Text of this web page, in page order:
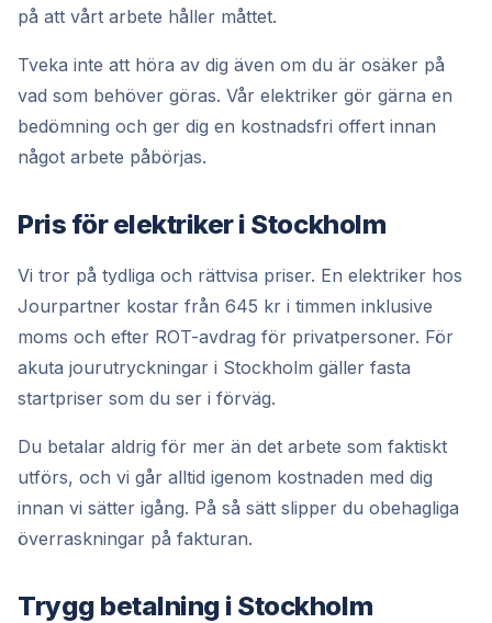
på att vårt arbete håller måttet.
Tveka inte att höra av dig även om du är osäker på
vad som behöver göras. Vår elektriker gör gärna en
bedömning och ger dig en kostnadsfri offert innan
något arbete påbörjas.
Pris för elektriker i Stockholm
Vi tror på tydliga och rättvisa priser. En elektriker hos
Jourpartner kostar från 645 kr i timmen inklusive
moms och efter ROT-avdrag för privatpersoner. För
akuta jourutryckningar i Stockholm gäller fasta
startpriser som du ser i förväg.
Du betalar aldrig för mer än det arbete som faktiskt
utförs, och vi går alltid igenom kostnaden med dig
innan vi sätter igång. På så sätt slipper du obehagliga
överraskningar på fakturan.
Trygg betalning i Stockholm